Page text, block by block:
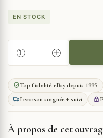
EN STOCK
QUANTITÉ
DE
CLERETIE,
JULES
CATALOGUE
DES
PASTELS,
Top fiabilité eBay depuis 1995
Livraison soignée + suivi
À propos de cet